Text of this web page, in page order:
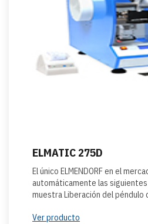
ELMATIC 275D
El único ELMENDORF en el
automáticamente las
muestra Liberación del péndulo
Ver producto